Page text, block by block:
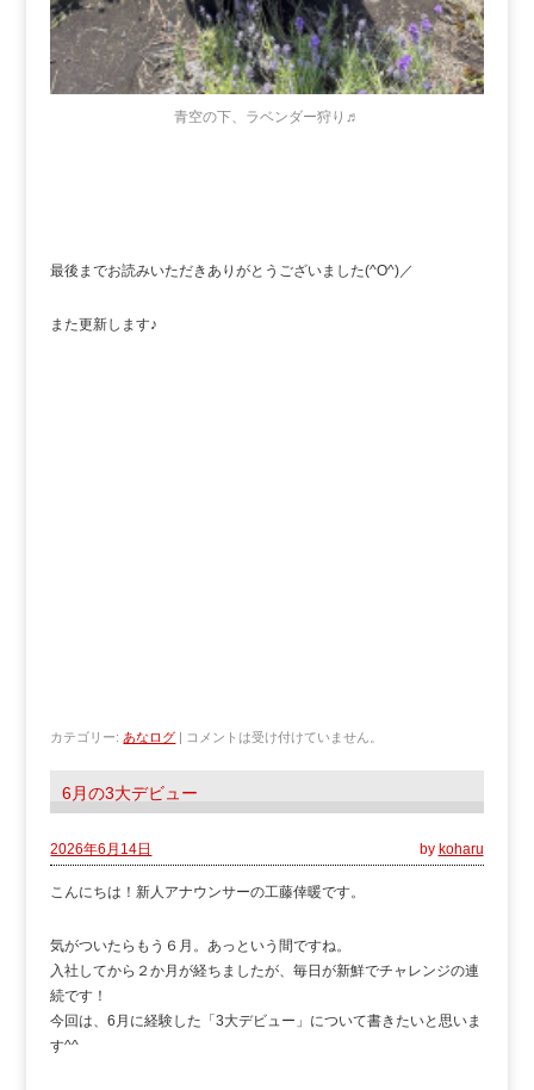
青空の下、ラベンダー狩り♬
最後までお読みいただきありがとうございました(^O^)／
また更新します♪
カテゴリー: あなログ | コメントは受け付けていません。
6月の3大デビュー
2026年6月14日 by koharu
こんにちは！新人アナウンサーの工藤倖暖です。
気がついたらもう６月。あっという間ですね。
入社してから２か月が経ちましたが、毎日が新鮮でチャレンジの連
続です！
今回は、6月に経験した「3大デビュー」について書きたいと思いま
す^^